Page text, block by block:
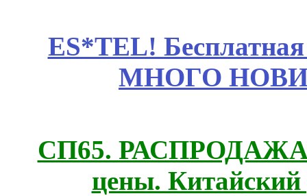
ES*TEL!
МНОГО
СП65. РАСПРОДАЖА!
цены.